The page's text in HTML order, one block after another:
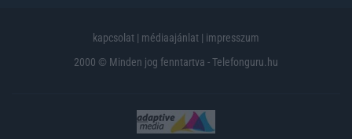
kapcsolat | médiaajánlat | impresszum
2000 © Minden jog fenntartva - Telefonguru.hu